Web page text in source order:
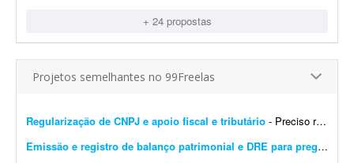
+ 24 propostas
Projetos semelhantes no 99Freelas
Regularização de CNPJ e apoio fiscal e tributário - Preciso regularizar um CNPJ que está como INAPTO. Ele está parado há alguns meses e gostaria de avaliar se vale a pena regularizá-lo ou encerrá-lo. Além d...
Emissão e registro de balanço patrimonial e DRE para pregão